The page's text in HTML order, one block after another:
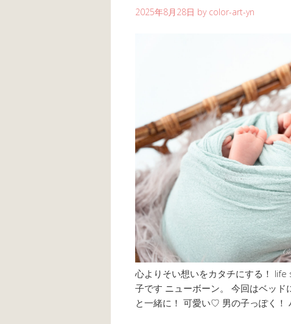
2025年8月28日 by color-art-yn
心よりそい想いをカタチにする！
子です ニューボーン。 今回はベッ
と一緒に！ 可愛い♡ 男の子っぽく！